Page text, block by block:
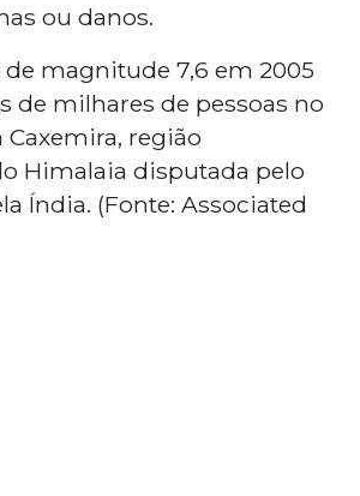
ou danos.
magnitude 7,6 em 2005
de milhares de pessoas no
Caxemira, região
Himalaia disputada pelo
Índia. (Fonte: Associated